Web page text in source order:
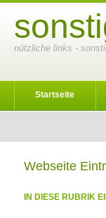
nützliche links -
Startseite
Webseite
IN DIESE RUBRIK